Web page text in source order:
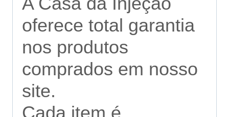
oferece total garantia
nos produtos
comprados em nosso
site.
Cada item é